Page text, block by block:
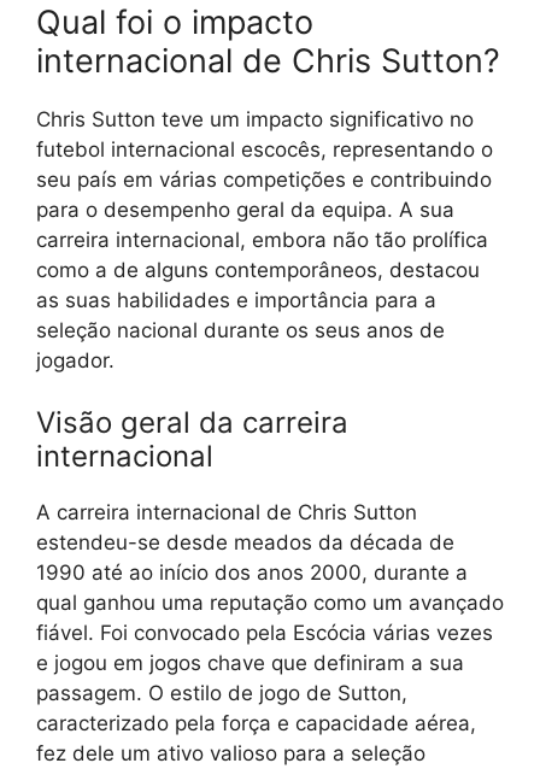
Qual foi o impacto
internacional de Chris Sutton?
Chris Sutton teve um impacto significativo no
futebol internacional escocês, representando o
seu país em várias competições e contribuindo
para o desempenho geral da equipa. A sua
carreira internacional, embora não tão prolífica
como a de alguns contemporâneos, destacou
as suas habilidades e importância para a
seleção nacional durante os seus anos de
jogador.
Visão geral da carreira
internacional
A carreira internacional de Chris Sutton
estendeu-se desde meados da década de
1990 até ao início dos anos 2000, durante a
qual ganhou uma reputação como um avançado
fiável. Foi convocado pela Escócia várias vezes
e jogou em jogos chave que definiram a sua
passagem. O estilo de jogo de Sutton,
caracterizado pela força e capacidade aérea,
fez dele um ativo valioso para a seleção